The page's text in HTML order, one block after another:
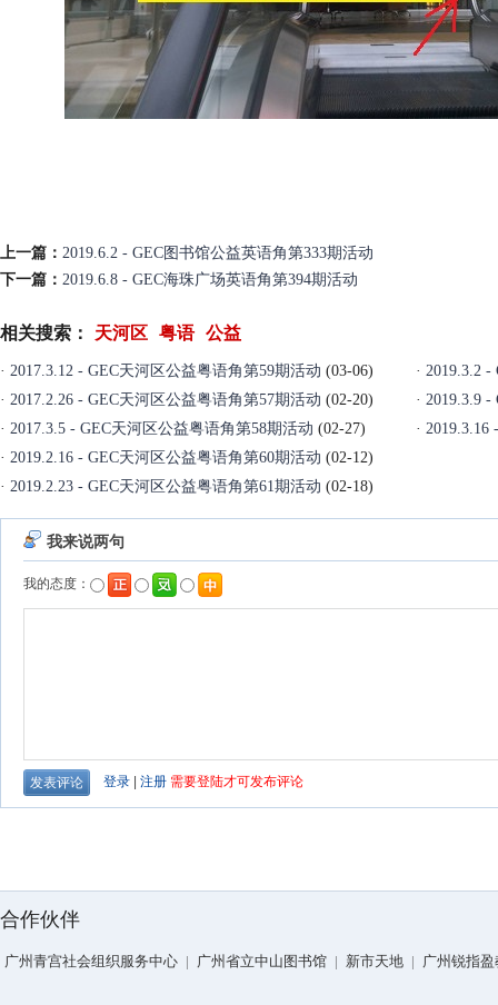
上一篇： 2019.6.2 - GEC图书馆公益英语角第333期活动
下一篇： 2019.6.8 - GEC海珠广场英语角第394期活动
相关搜索： 天河区 粤语 公益
· 2017.3.12 - GEC天河区公益粤语角第59期活动 (03-06)
· 2017.2.26 - GEC天河区公益粤语角第57期活动 (02-20)
· 2017.3.5 - GEC天河区公益粤语角第58期活动 (02-27)
· 2019.2.16 - GEC天河区公益粤语角第60期活动 (02-12)
· 2019.2.23 - GEC天河区公益粤语角第61期活动 (02-18)
· 2019.3.2 -
· 2019.3.9 -
· 2019.3.16
合作伙伴
广州青宫社会组织服务中心 | 广州省立中山图书馆 | 新市天地 | 广州锐指